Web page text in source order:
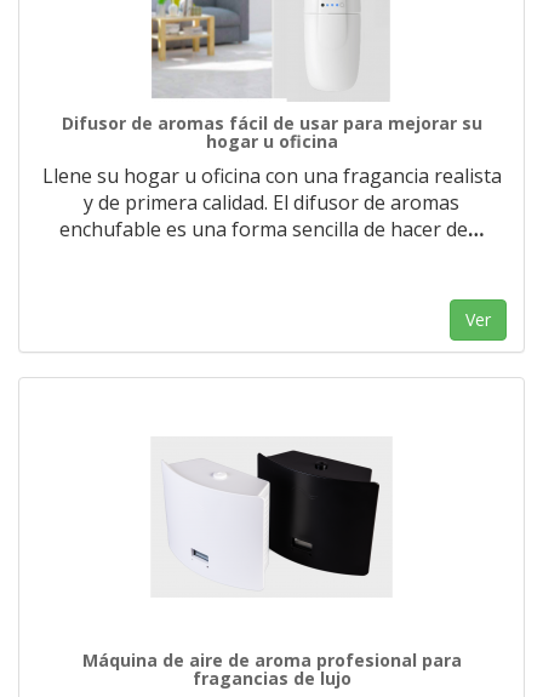
Difusor de aromas fácil de usar para mejorar su
hogar u oficina
Llene su hogar u oficina con una fragancia realista
y de primera calidad. El difusor de aromas
enchufable es una forma sencilla de hacer de…
Ver
Máquina de aire de aroma profesional para
fragancias de lujo